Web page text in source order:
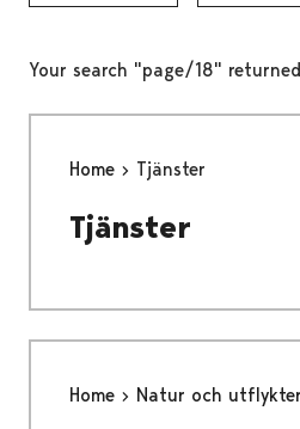
Your search "page/18"
Home Tjänster
Tjänster
Home Natur och utflykter